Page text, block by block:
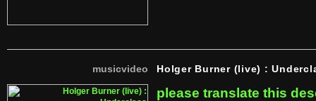
musicvideo Holger Burner (live) :
please translate this